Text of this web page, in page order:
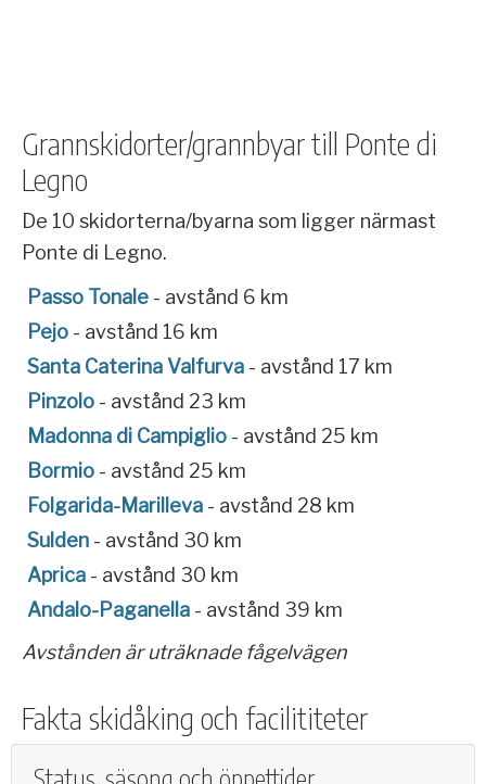
Grannskidorter/grannbyar till Ponte di
Legno
De 10 skidorterna/byarna som ligger närmast
Ponte di Legno.
Passo Tonale - avstånd 6 km
Pejo - avstånd 16 km
Santa Caterina Valfurva - avstånd 17 km
Pinzolo - avstånd 23 km
Madonna di Campiglio - avstånd 25 km
Bormio - avstånd 25 km
Folgarida-Marilleva - avstånd 28 km
Sulden - avstånd 30 km
Aprica - avstånd 30 km
Andalo-Paganella - avstånd 39 km
Avstånden är uträknade fågelvägen
Fakta skidåking och facilititeter
Status, säsong och öppettider